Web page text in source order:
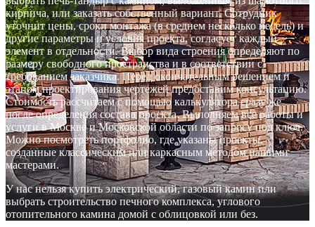
кирпича, или заказать собственный вариант. Сотрудник
уточнит цены, сроки монтажа (в среднем несколько недель) и
другие параметры и условия проекта, согласует каждый
элемент в отдельности. Выбор вида строения определяют по
размеру свободного пространства и в соответствии с
требованием заказчика. Перед окончательным решением и
этапом проектирования чертежей предоставим консультацию.
Стоимость рассчитаем с помощью калькулятора сразу же
после определения состава проекта. Выполняем все работы и
услуги в Москве и Московской области по запросу под ключ.
Можно посмотреть портфолио, где указаны проекты,
созданные классическим или каркасным методом нашими
мастерами.
У нас нельзя купить электрический, газовый камин или
выбрать строительство печного комплекса, углового
отопительного камина домой с облицовкой или без.